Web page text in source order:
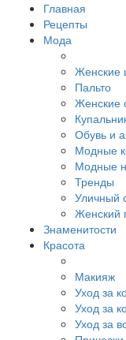
Главная
Рецепты
Мода
Женские
Пальто
Женские
Обувь и
Модные
Модные
Тренды
Уличный
Женский
Знаменитости
Красота
Макияж
Уход за
Уход за
Уход за